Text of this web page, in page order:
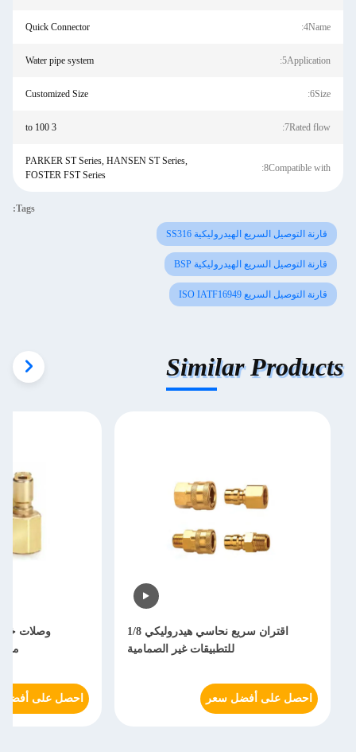
4Name:
Quick Connector
5Application:
Water pipe system
6Size:
Customized Size
7Rated flow:
3 to 100
8Compatible with:
PARKER ST Series, HANSEN ST Series,
FOSTER FST Series
Tags:
قارنة التوصيل السريع الهيدروليكية SS316
قارنة التوصيل السريع الهيدروليكية BSP
قارنة التوصيل السريع ISO IATF16949
Similar Products
اقتران سريع نحاسي هيدروليكي 1/8
للتطبيقات غير الصمامية
احصل على أفضل سعر احصل على